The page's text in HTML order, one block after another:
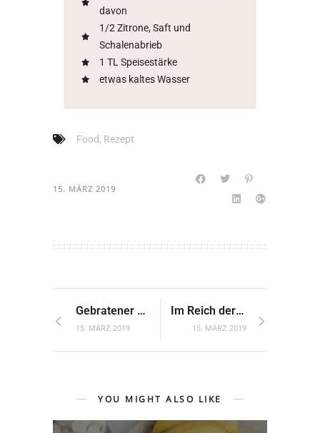
davon
1/2 Zitrone, Saft und
Schalenabrieb
1 TL Speisestärke
etwas kaltes Wasser
Food, Rezept
15. MÄRZ 2019
Gebratener Lachs auf Gemüsebett
15. MÄRZ 2019
Im Reich der winterlichen Fließe
15. MÄRZ 2019
YOU MIGHT ALSO LIKE